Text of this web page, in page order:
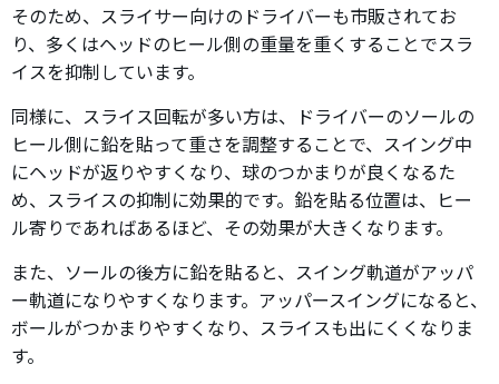
そのため、スライサー向けのドライバーも市販されてお
り、多くはヘッドのヒール側の重量を重くすることでスラ
イスを抑制しています。
同様に、スライス回転が多い方は、ドライバーのソールの
ヒール側に鉛を貼って重さを調整することで、スイング中
にヘッドが返りやすくなり、球のつかまりが良くなるた
め、スライスの抑制に効果的です。鉛を貼る位置は、ヒー
ル寄りであればあるほど、その効果が大きくなります。
また、ソールの後方に鉛を貼ると、スイング軌道がアッパ
ー軌道になりやすくなります。アッパースイングになると、
ボールがつかまりやすくなり、スライスも出にくくなりま
す。